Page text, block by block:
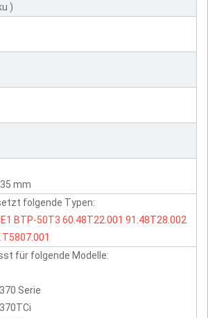
)
mm
folgende Typen:
BTP-50T3 60.48T22.001 91.48T28.002
für folgende Modelle:
Serie